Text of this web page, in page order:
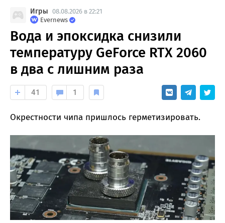
Игры 08.08.2026 в 22:21
Evernews
Вода и эпоксидка снизили
температуру GeForce RTX 2060
в два с лишним раза
41 1
Окрестности чипа пришлось герметизировать.